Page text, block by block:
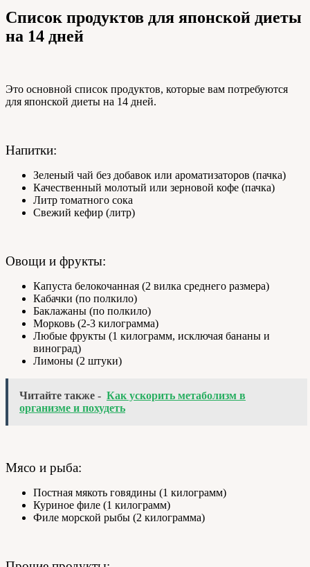
Список продуктов для японской диеты
на 14 дней
Это основной список продуктов, которые вам потребуются
для японской диеты на 14 дней.
Напитки:
Зеленый чай без добавок или ароматизаторов (пачка)
Качественный молотый или зерновой кофе (пачка)
Литр томатного сока
Свежий кефир (литр)
Овощи и фрукты:
Капуста белокочанная (2 вилка среднего размера)
Кабачки (по полкило)
Баклажаны (по полкило)
Морковь (2-3 килограмма)
Любые фрукты (1 килограмм, исключая бананы и
виноград)
Лимоны (2 штуки)
Читайте также - Как ускорить метаболизм в
организме и похудеть
Мясо и рыба:
Постная мякоть говядины (1 килограмм)
Куриное филе (1 килограмм)
Филе морской рыбы (2 килограмма)